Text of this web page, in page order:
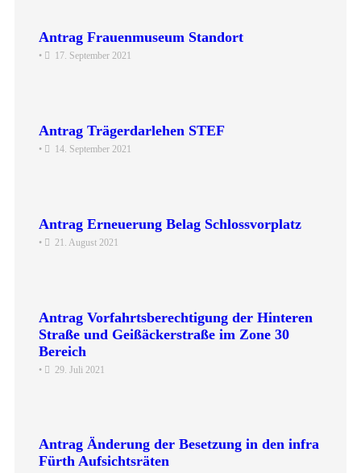
Antrag Frauenmuseum Standort
• 17. September 2021
Antrag Trägerdarlehen STEF
• 14. September 2021
Antrag Erneuerung Belag Schlossvorplatz
• 21. August 2021
Antrag Vorfahrtsberechtigung der Hinteren
Straße und Geißäckerstraße im Zone 30
Bereich
• 29. Juli 2021
Antrag Änderung der Besetzung in den infra
Fürth Aufsichtsräten